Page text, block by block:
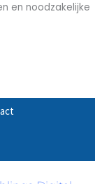
en noodzakelijke